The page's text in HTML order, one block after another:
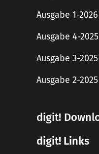
Ausgabe 1-2026
Ausgabe 4-2025
Ausgabe 3-2025
Ausgabe 2-2025
digit!
digit! Links